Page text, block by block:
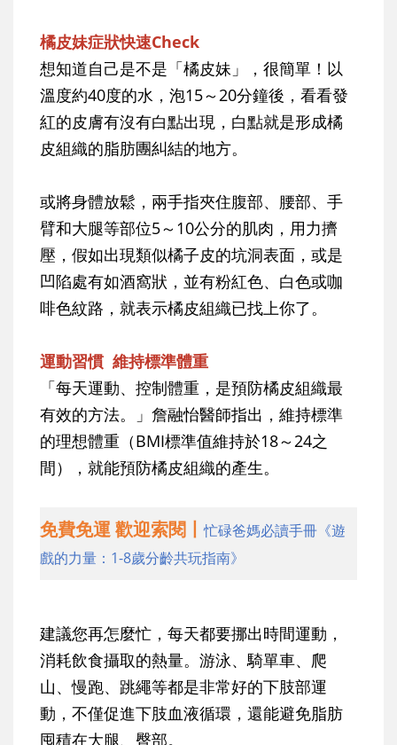
橘皮妹症狀快速Check
想知道自己是不是「橘皮妹」，很簡單！以
溫度約40度的水，泡15～20分鐘後，看看發
紅的皮膚有沒有白點出現，白點就是形成橘
皮組織的脂肪團糾結的地方。
或將身體放鬆，兩手指夾住腹部、腰部、手
臂和大腿等部位5～10公分的肌肉，用力擠
壓，假如出現類似橘子皮的坑洞表面，或是
凹陷處有如酒窩狀，並有粉紅色、白色或咖
啡色紋路，就表示橘皮組織已找上你了。
運動習慣 維持標準體重
「每天運動、控制體重，是預防橘皮組織最
有效的方法。」詹融怡醫師指出，維持標準
的理想體重（BMI標準值維持於18～24之
間），就能預防橘皮組織的產生。
免費免運 歡迎索閱丨忙碌爸媽必讀手冊《遊
戲的力量：1-8歲分齡共玩指南》
建議您再怎麼忙，每天都要挪出時間運動，
消耗飲食攝取的熱量。游泳、騎單車、爬
山、慢跑、跳繩等都是非常好的下肢部運
動，不僅促進下肢血液循環，還能避免脂肪
囤積在大腿、臀部。